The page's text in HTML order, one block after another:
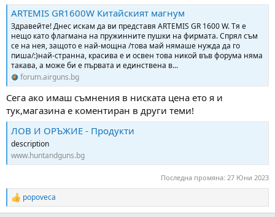
ARTEMIS GR1600W Китайският магнум
Здравейте! Днес искам да ви представя ARTEMIS GR 1600 W. Тя е
нещо като флагмана на пружинните пушки на фирмата. Спрял съм
се на нея, защото е най-мощна /това май нямаше нужда да го
пиша/:)най-странна, красива е и освен това никой във форума няма
такава, а може би е първата и единствена в...
forum.airguns.bg
Сега ако имаш съмнения в ниската цена ето я и
тук,магазина е коментиран в други теми!
ЛОВ И ОРЪЖИЕ - Продукти
description
www.huntandguns.bg
Последна промяна: 27 Юни 2023
R
e
popoveca